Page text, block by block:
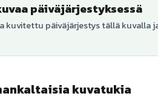
päiväjärjestyksessä
kuvitettu päiväjärjestys tällä kuvalla
kuvatukia